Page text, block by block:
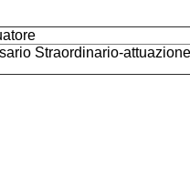
Straordinario-